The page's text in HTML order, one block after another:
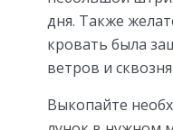
дня. Также
кровать была
ветров и
Выкопайте